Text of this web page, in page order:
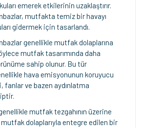
emerek etkilerinin uzaklaştırır.
mutfakta temiz bir havayı
gidermek için tasarlandı.
genellikle mutfak dolaplarına
mutfak tasarımında daha
sahip olunur. Bu tür
hava emisyonunun koruyucu
ve bazen aydınlatma
mutfak tezgahının üzerine
dolaplarıyla entegre edilen bir